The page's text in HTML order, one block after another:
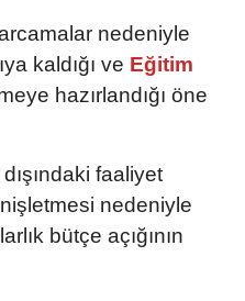
nedeniyle
kaldığı ve Eğitim
hazırlandığı öne
faaliyet
nedeniyle
bütçe açığının